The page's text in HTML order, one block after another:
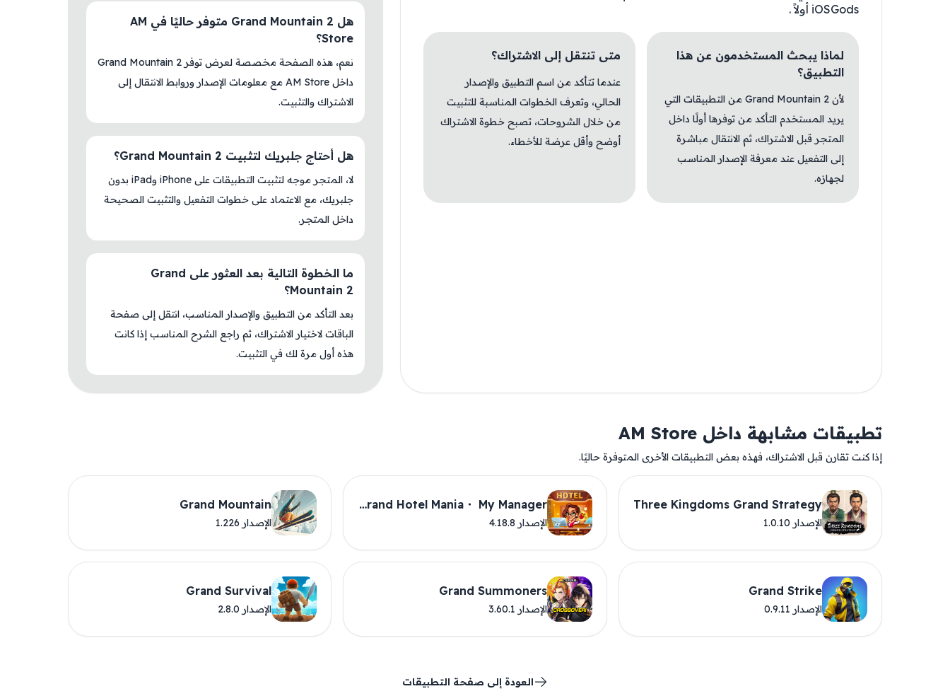
iOSGods أولاً .
لماذا يبحث المستخدمون عن هذا
التطبيق؟
لأن Grand Mountain 2 من التطبيقات التي
يريد المستخدم التأكد من توفرها أولًا داخل
المتجر قبل الاشتراك، ثم الانتقال مباشرة
إلى التفعيل عند معرفة الإصدار المناسب
لجهازه.
متى تنتقل إلى الاشتراك؟
عندما تتأكد من اسم التطبيق والإصدار
الحالي، وتعرف الخطوات المناسبة للتثبيت
من خلال الشروحات، تصبح خطوة الاشتراك
أوضح وأقل عرضة للأخطاء.
هل Grand Mountain 2 متوفر حاليًا في AM
Store؟
نعم، هذه الصفحة مخصصة لعرض توفر Grand Mountain 2
داخل AM Store مع معلومات الإصدار وروابط الانتقال إلى
الاشتراك والتثبيت.
هل أحتاج جلبريك لتثبيت Grand Mountain 2؟
لا، المتجر موجه لتثبيت التطبيقات على iPhone وiPad بدون
جلبريك، مع الاعتماد على خطوات التفعيل والتثبيت الصحيحة
داخل المتجر.
ما الخطوة التالية بعد العثور على Grand
Mountain 2؟
بعد التأكد من التطبيق والإصدار المناسب، انتقل إلى صفحة
الباقات لاختيار الاشتراك، ثم راجع الشرح المناسب إذا كانت
هذه أول مرة لك في التثبيت.
تطبيقات مشابهة داخل AM Store
إذا كنت تقارن قبل الاشتراك، فهذه بعض التطبيقات الأخرى المتوفرة حاليًا.
Three Kingdoms Grand Strategy
الإصدار 1.0.10
Grand Hotel Mania・ My Manager
الإصدار 4.18.8
Grand Mountain
الإصدار 1.226
Grand Strike
الإصدار 0.9.11
Grand Summoners
الإصدار 3.60.1
Grand Survival
الإصدار 2.8.0
العودة إلى صفحة التطبيقات